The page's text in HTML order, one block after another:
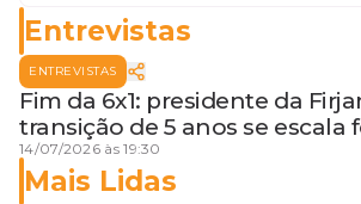
Entrevistas
ENTREVISTAS
Fim da 6x1: presidente da
transição de 5 anos se escala
14/07/2026 às 19:30
Mais Lidas